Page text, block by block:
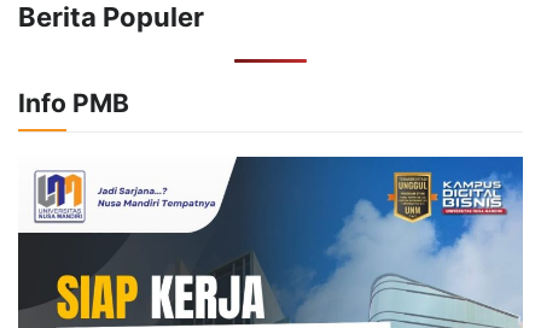
Berita Populer
Info PMB